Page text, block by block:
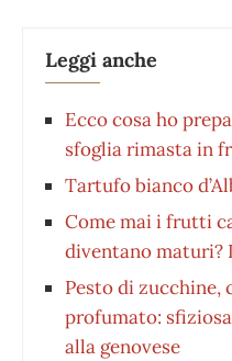
Leggi anche
Ecco cosa ho
sfoglia rimasta in
Tartufo bianco
Come mai i frutti
diventano maturi?
Pesto di zucchine,
profumato:
alla genovese